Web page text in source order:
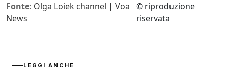
Fonte: Olga Loiek channel | Voa
News
© riproduzione
riservata
LEGGI ANCHE